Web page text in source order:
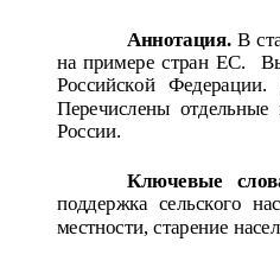
Аннотация. В
на примере стран ЕС.
Российской  Федерации.
Перечислены
России.
Ключевые
поддержка сельского
местности, старение